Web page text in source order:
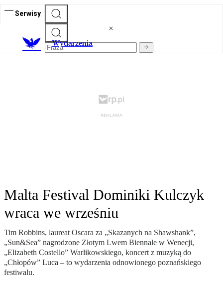
Serwisy
Wydarzenia
Malta Festival Dominiki Kulczyk
wraca we wrześniu
Tim Robbins, laureat Oscara za „Skazanych na Shawshank”,
„Sun&Sea” nagrodzone Złotym Lwem Biennale w Wenecji,
„Elizabeth Costello” Warlikowskiego, koncert z muzyką do
„Chłopów” Luca – to wydarzenia odnowionego poznańskiego
festiwalu.